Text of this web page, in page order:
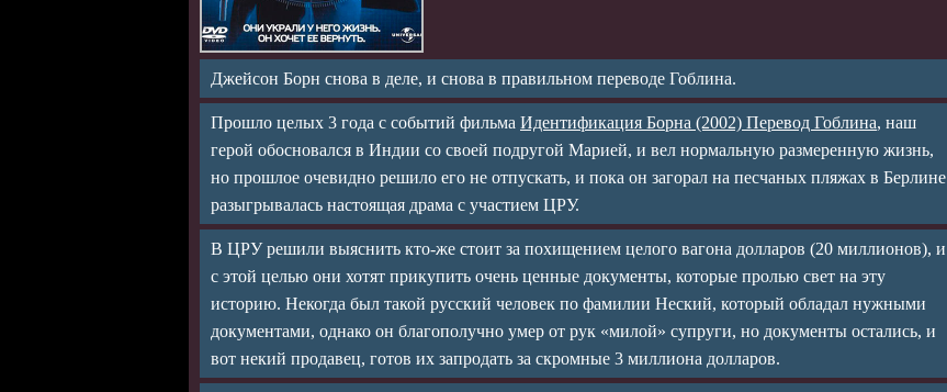
Джейсон Борн снова в деле, и снова в правильном переводе Гоблина.
Прошло целых 3 года с событий фильма Идентификация Борна (2002) Перевод Гоблина, наш
герой обосновался в Индии со своей подругой Марией, и вел нормальную размеренную жизнь,
но прошлое очевидно решило его не отпускать, и пока он загорал на песчаных пляжах в Берлине
разыгрывалась настоящая драма с участием ЦРУ.
В ЦРУ решили выяснить кто-же стоит за похищением целого вагона долларов (20 миллионов), и
с этой целью они хотят прикупить очень ценные документы, которые пролью свет на эту
историю. Некогда был такой русский человек по фамилии Неский, который обладал нужными
документами, однако он благополучно умер от рук «милой» супруги, но документы остались, и
вот некий продавец, готов их запродать за скромные 3 миллиона долларов.